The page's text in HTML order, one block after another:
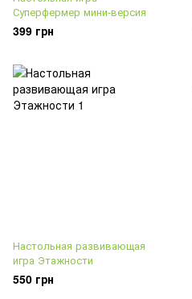
Суперфермер мини-версия
399 грн
Настольная развивающая
игра Этажности
550 грн